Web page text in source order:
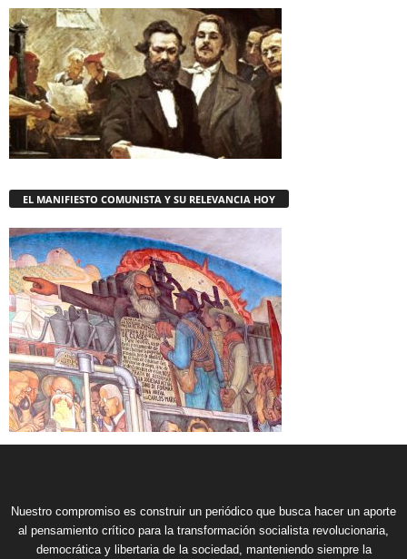
EL MANIFIESTO COMUNISTA Y SU RELEVANCIA HOY
Nuestro compromiso es construir un periódico que busca hacer un aporte
al pensamiento crítico para la transformación socialista revolucionaria,
democrática y libertaria de la sociedad, manteniendo siempre la